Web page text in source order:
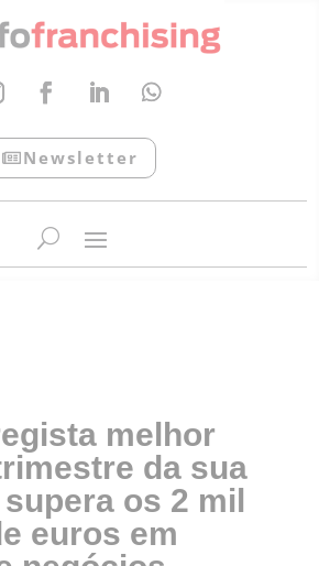
Newsletter
melhor
da sua
os 2 mil
euros em